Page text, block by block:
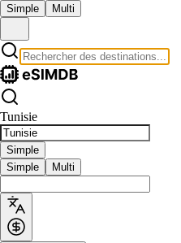
Simple Multi
Tunisie
Simple
Simple
Multi